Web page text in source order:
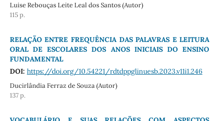
Luise Rebouças Leite Leal dos Santos (Autor)
115 p.
RELAÇÃO ENTRE FREQUÊNCIA DAS PALAVRAS E LEITURA
ORAL DE ESCOLARES DOS ANOS INICIAIS DO ENSINO
FUNDAMENTAL
DOI: https://doi.org/10.54221/rdtdppglinuesb.2023.v11i1.246
Ducirlândia Ferraz de Souza (Autor)
137 p.